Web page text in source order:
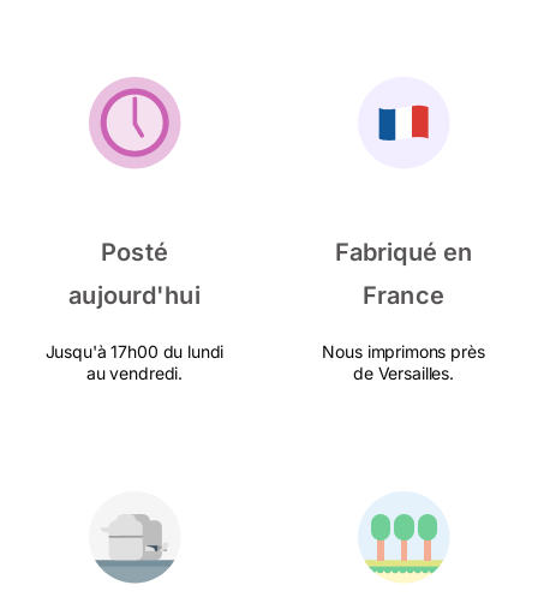
Posté
aujourd'hui
Jusqu'à 17h00 du lundi
au vendredi.
Fabriqué en
France
Nous imprimons près
de Versailles.